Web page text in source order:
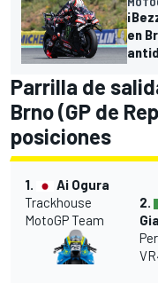
en
Parrilla de
Brno (GP de
posiciones
1.
Ai Ogura
Trackhouse
MotoGP Team
2.